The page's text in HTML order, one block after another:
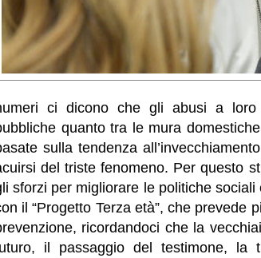
ci dicono che gli abusi a loro
quanto tra le mura
sulla tendenza
del triste fenomeno. Per questo
sforzi per migliorare le politiche
il “Progetto Terza età”, che prevede
ricordandoci che la
il passaggio del testimone, la